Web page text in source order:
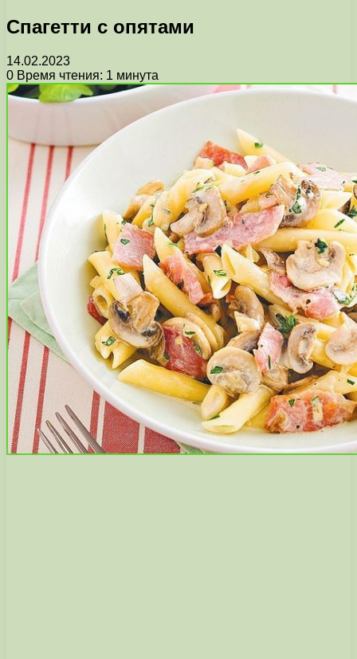
Спагетти с опятами
14.02.2023
0 Время чтения: 1 минута